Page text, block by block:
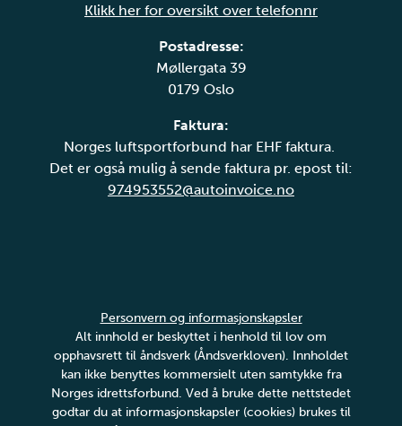
Klikk her for oversikt over telefonnr
Postadresse:
Møllergata 39
0179 Oslo
Faktura:
Norges luftsportforbund har EHF faktura.
Det er også mulig å sende faktura pr. epost til:
974953552@autoinvoice.no
Personvern og informasjonskapsler
Alt innhold er beskyttet i henhold til lov om
opphavsrett til åndsverk (Åndsverkloven). Innholdet
kan ikke benyttes kommersielt uten samtykke fra
Norges idrettsforbund. Ved å bruke dette nettstedet
godtar du at informasjonskapsler (cookies) brukes til